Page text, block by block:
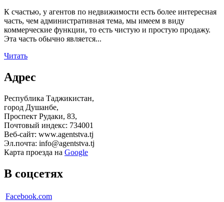
К счастью, у агентов по недвижимости есть более интересная
часть, чем административная тема, мы имеем в виду
коммерческие функции, то есть чистую и простую продажу.
Эта часть обычно является...
Читать
Адрес
Республика Таджикистан,
город Душанбе,
Проспект Рудаки, 83,
Почтовый индекс: 734001
Веб-сайт: www.agentstva.tj
Эл.почта: info@agentstva.tj
Карта проезда на Google
В соцсетях
Facebook.com